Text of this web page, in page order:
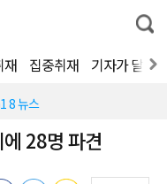
통
합
색
재 집중취재 기자가 달려
8 뉴스
28명 파견